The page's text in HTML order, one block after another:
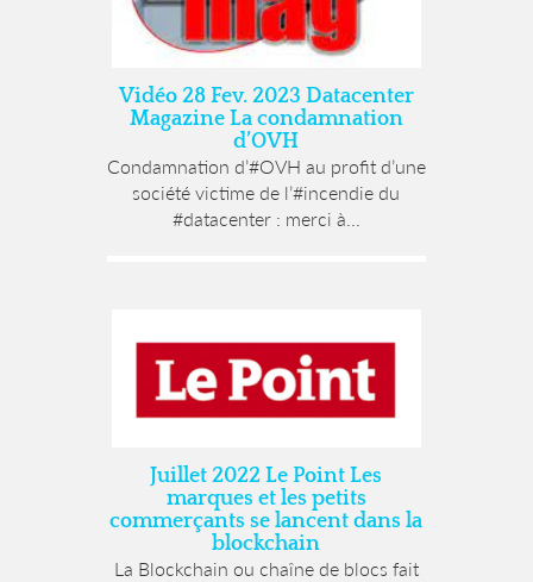
Vidéo 28 Fev. 2023 Datacenter
Magazine La condamnation
d’OVH
Condamnation d’#OVH au profit d’une
société victime de l’#incendie du
#datacenter : merci à...
Juillet 2022 Le Point Les
marques et les petits
commerçants se lancent dans la
blockchain
La Blockchain ou chaîne de blocs fait